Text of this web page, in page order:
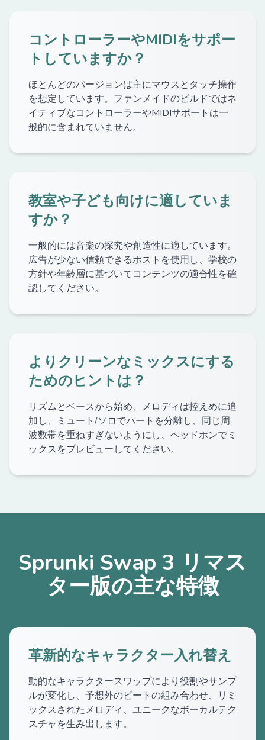
コントローラーやMIDIをサポー
トしていますか？
ほとんどのバージョンは主にマウスとタッチ操作
を想定しています。ファンメイドのビルドではネ
イティブなコントローラーやMIDIサポートは一
般的に含まれていません。
教室や子ども向けに適していま
すか？
一般的には音楽の探究や創造性に適しています。
広告が少ない信頼できるホストを使用し、学校の
方針や年齢層に基づいてコンテンツの適合性を確
認してください。
よりクリーンなミックスにする
ためのヒントは？
リズムとベースから始め、メロディは控えめに追
加し、ミュート/ソロでパートを分離し、同じ周
波数帯を重ねすぎないようにし、ヘッドホンでミ
ックスをプレビューしてください。
Sprunki Swap 3 リマス
ター版の主な特徴
革新的なキャラクター入れ替え
動的なキャラクタースワップにより役割やサンプ
ルが変化し、予想外のビートの組み合わせ、リミ
ックスされたメロディ、ユニークなボーカルテク
スチャを生み出します。